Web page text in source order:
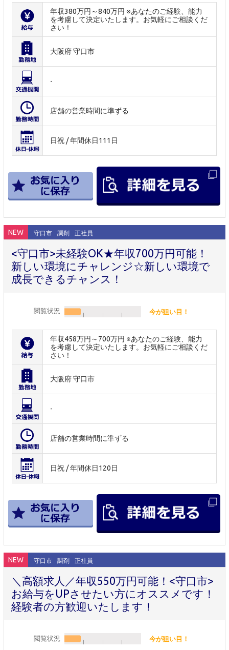
年収380万円～840万円 ※あなたのご経験、能力
を考慮して決定いたします。お気軽にご相談くだ
さい！
大阪府 守口市
-
店舗の営業時間に準ずる
日祝 / 年間休日111日
NEW 守口市 調剤 正社員
<守口市>未経験OK★年収700万円可能！
新しい環境にチャレンジ☆新しい環境で
成長できるチャンス！
閲覧状況 今が狙い目！
年収458万円～700万円 ※あなたのご経験、能力
を考慮して決定いたします。お気軽にご相談くだ
さい！
大阪府 守口市
-
店舗の営業時間に準ずる
日祝 / 年間休日120日
NEW 守口市 調剤 正社員
＼高額求人／年収550万円可能！<守口市>
お給与をUPさせたい方にオススメです！
経験者の方歓迎いたします！
閲覧状況 今が狙い目！